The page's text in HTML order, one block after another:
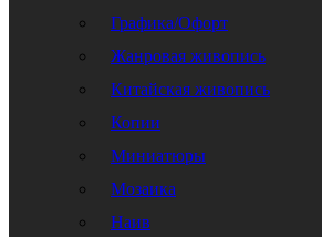
Графика/Офорт
Жанровая живопись
Китайская живопись
Копии
Миниатюры
Мозаика
Наив